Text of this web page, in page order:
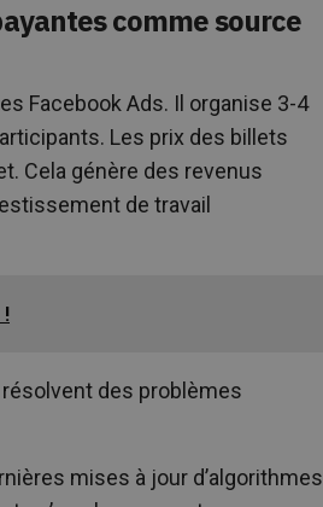
comme source
Facebook Ads. Il organise 3-4
Les prix des billets
Cela génère des revenus
de travail
!
des problèmes
mises à jour d’algorithmes